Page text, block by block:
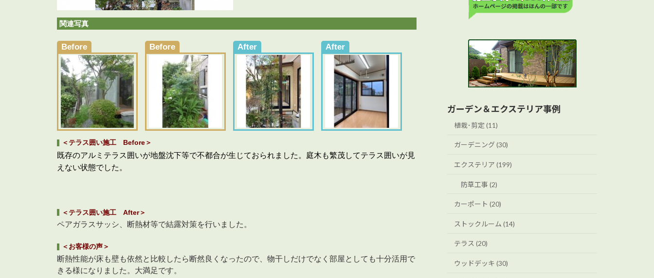
関連写真
Before Before After After
＜テラス囲い施工 Before＞
既存のアルミテラス囲いが地盤沈下等で不都合が生じておられました。庭木も繁茂してテラス囲いが見
えない状態でした。
＜テラス囲い施工 After＞
ペアガラスサッシ、断熱材等で結露対策を行いました。
＜お客様の声＞
断熱性能が床も壁も依然と比較したら断然良くなったので、物干しだけでなく部屋としても十分活用で
きる様になりました。大満足です。
ガーデン＆エクステリア事例
植栽･剪定 (11)
ガーデニング (30)
エクステリア (199)
防草工事 (2)
カーポート (20)
ストックルーム (14)
テラス (20)
ウッドデッキ (30)